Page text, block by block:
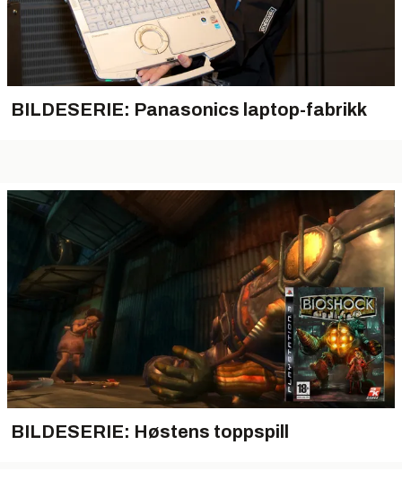
BILDESERIE: Panasonics laptop-fabrikk
BILDESERIE: Høstens toppspill